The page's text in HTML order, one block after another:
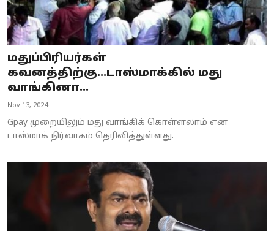
மதுப்பிரியர்கள்
கவனத்திற்கு...டாஸ்மாக்கில் மது
வாங்கினா...
Nov 13, 2024
Gpay முறையிலும் மது வாங்கிக் கொள்ளலாம் என
டாஸ்மாக் நிர்வாகம் தெரிவித்துள்ளது.